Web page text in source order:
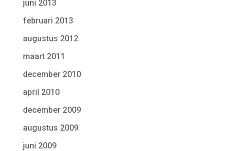
juni 2013
februari 2013
augustus 2012
maart 2011
december 2010
april 2010
december 2009
augustus 2009
juni 2009